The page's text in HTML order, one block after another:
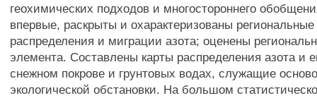
геохимических подходов и многостороннего
впервые, раскрыты и охарактеризованы
распределения и миграции азота; оценены
элемента. Составлены карты распределения азота и
снежном покрове и грунтовых водах, служащие
экологической обстановки. На большом